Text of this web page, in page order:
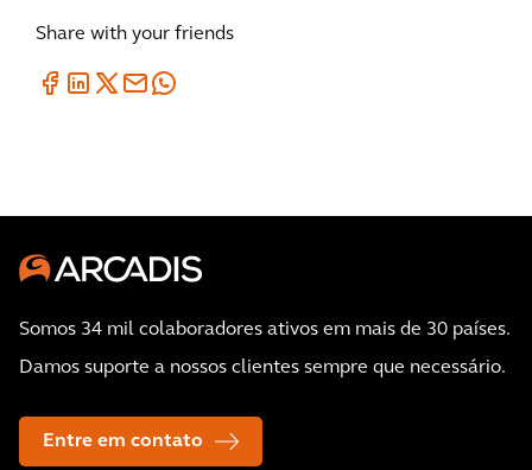
Share with your friends
Somos 34 mil colaboradores ativos em mais de 30 países.
Damos suporte a nossos clientes sempre que necessário.
Entre em contato